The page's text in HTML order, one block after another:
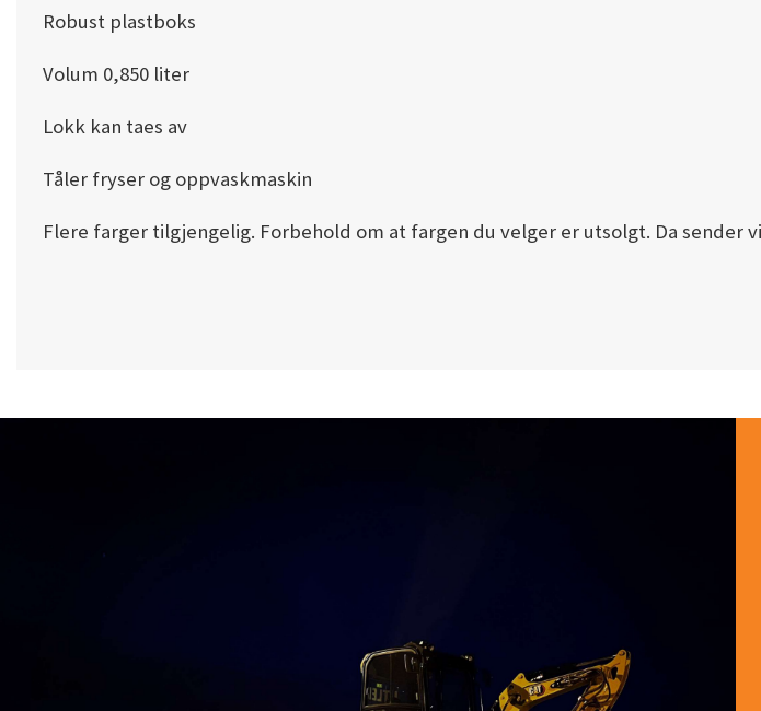
Robust plastboks
Volum 0,850 liter
Lokk kan taes av
Tåler fryser og oppvaskmaskin
Flere farger tilgjengelig. Forbehold om at fargen du velger er utsolgt. Da sender